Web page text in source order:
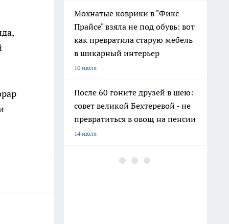
Мохнатые коврики в "Фикс
Прайсе" взяла не под обувь: вот
как превратила старую мебель
в шикарный интерьер
10 июля
После 60 гоните друзей в шею:
совет великой Бехтеревой - не
превратиться в овощ на пенсии
14 июля
Шоколад, достойный короны: